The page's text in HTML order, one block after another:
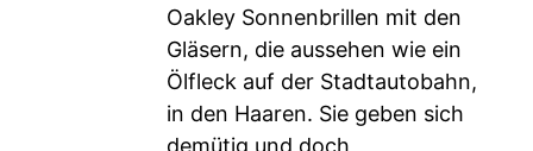
Oakley Sonnenbrillen mit den
Gläsern, die aussehen wie ein
Ölfleck auf der Stadtautobahn,
in den Haaren. Sie geben sich
demütig und doch